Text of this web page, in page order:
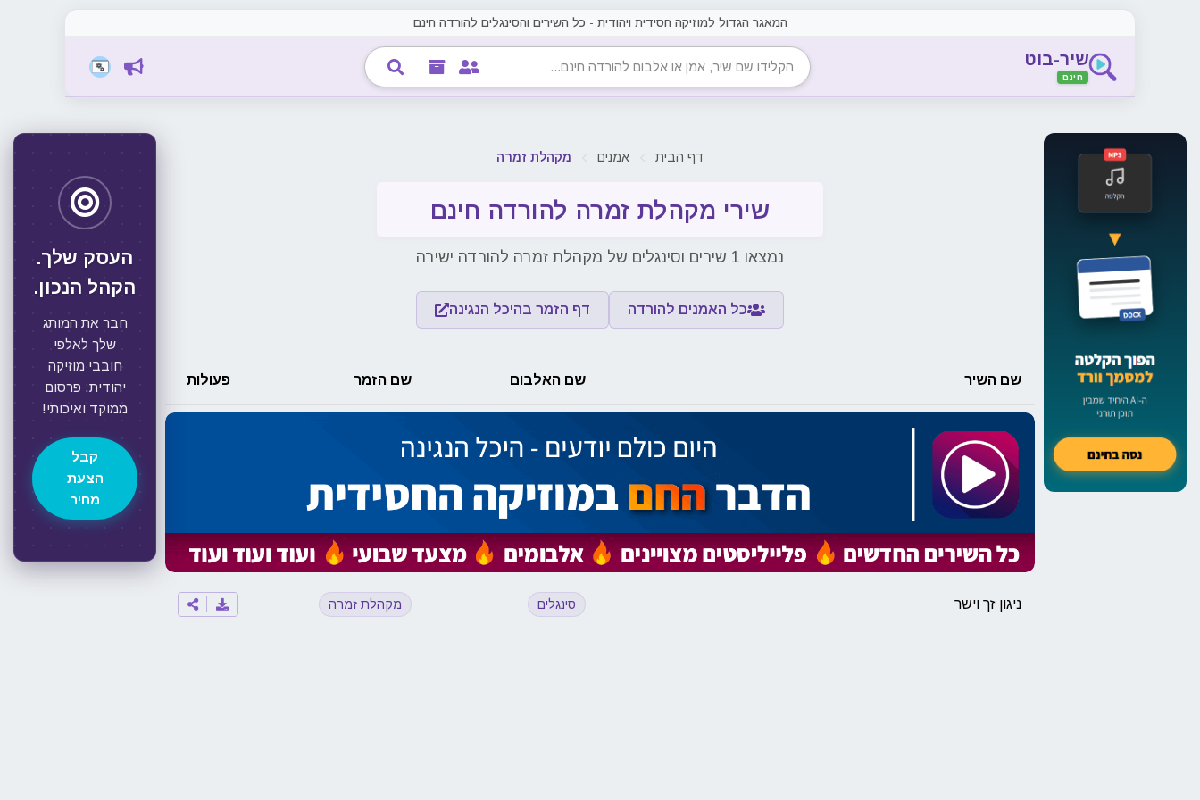
המאגר הגדול למוזיקה חסידית ויהודית - כל השירים והסינגלים להורדה חינם
שיר-בוט
חינם
דף הבית אמנים מקהלת זמרה
שירי מקהלת זמרה להורדה חינם
נמצאו 1 שירים וסינגלים של מקהלת זמרה להורדה ישירה
כל האמנים להורדה דף הזמר בהיכל הנגינה
שם השיר שם האלבום שם הזמר פעולות
ניגון זך וישר סינגלים מקהלת זמרה
העסק שלך.
הקהל הנכון.
חבר את המותג
שלך לאלפי
חובבי מוזיקה
יהודית. פרסום
ממוקד ואיכותי!
קבל
הצעת
מחיר